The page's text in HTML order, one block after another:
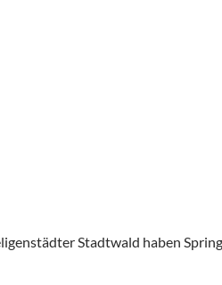
Stadtwald haben